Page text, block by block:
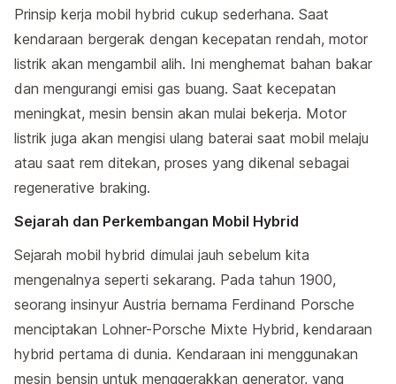
Prinsip kerja mobil hybrid cukup sederhana. Saat
kendaraan bergerak dengan kecepatan rendah, motor
listrik akan mengambil alih. Ini menghemat bahan bakar
dan mengurangi emisi gas buang. Saat kecepatan
meningkat, mesin bensin akan mulai bekerja. Motor
listrik juga akan mengisi ulang baterai saat mobil melaju
atau saat rem ditekan, proses yang dikenal sebagai
regenerative braking.
Sejarah dan Perkembangan Mobil Hybrid
Sejarah mobil hybrid dimulai jauh sebelum kita
mengenalnya seperti sekarang. Pada tahun 1900,
seorang insinyur Austria bernama Ferdinand Porsche
menciptakan Lohner-Porsche Mixte Hybrid, kendaraan
hybrid pertama di dunia. Kendaraan ini menggunakan
mesin bensin untuk menggerakkan generator, yang